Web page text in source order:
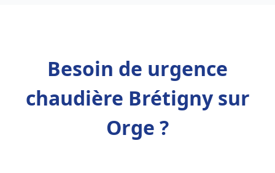
Besoin de urgence
chaudière Brétigny sur
Orge ?